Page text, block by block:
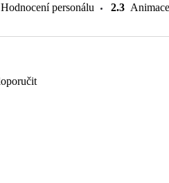
Hodnocení personálu 2.3 Animace